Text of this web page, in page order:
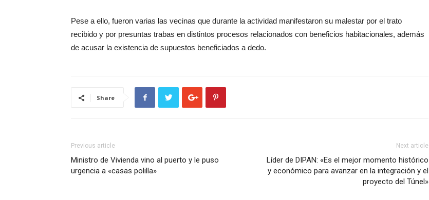
Pese a ello, fueron varias las vecinas que durante la actividad manifestaron su malestar por el trato
recibido y por presuntas trabas en distintos procesos relacionados con beneficios habitacionales, además
de acusar la existencia de supuestos beneficiados a dedo.
Share
Previous article
Ministro de Vivienda vino al puerto y le puso
urgencia a «casas polilla»
Next article
Líder de DIPAN: «Es el mejor momento histórico
y económico para avanzar en la integración y el
proyecto del Túnel»